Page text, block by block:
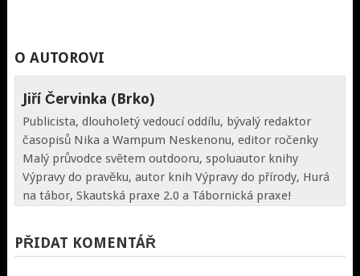
O AUTOROVI
Jiří Červinka (Brko)
Publicista, dlouholetý vedoucí oddílu, bývalý redaktor
časopisů Nika a Wampum Neskenonu, editor ročenky
Malý průvodce světem outdooru, spoluautor knihy
Výpravy do pravěku, autor knih Výpravy do přírody, Hurá
na tábor, Skautská praxe 2.0 a Tábornická praxe!
PŘIDAT KOMENTÁŘ